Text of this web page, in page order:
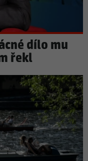
dílo mu
řekl